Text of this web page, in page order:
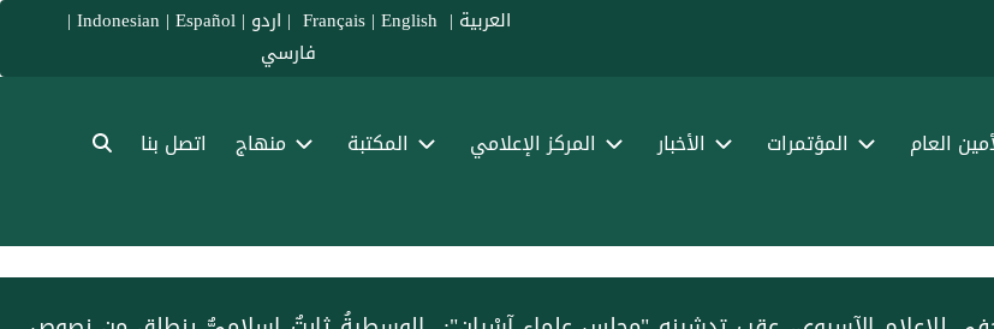
العربية |
Français
| English
| اردو |
Indonesian | Español
|
فارسي
العام المؤتمرات الأخبار المركز الإعلامي المكتبة منهاج اتصل بنا